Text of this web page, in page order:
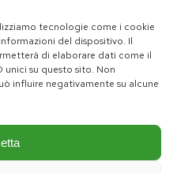
tecnologie come i cookie
del dispositivo. Il
di elaborare dati come il
su questo sito. Non
influire negativamente su alcune
Gruppo PD Lombardia